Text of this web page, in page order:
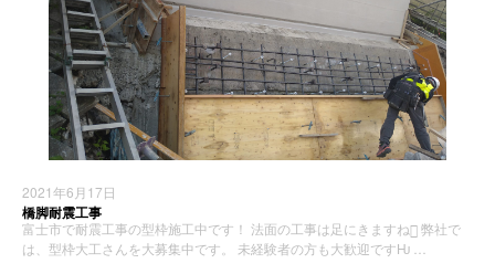
2021年6月17日
橋脚耐震工事
富士市で耐震工事の型枠施工中です！ 法面の工事は足にきますね 弊社で
は、型枠大工さんを大募集中です。 未経験者の方も大歓迎ですǶ …